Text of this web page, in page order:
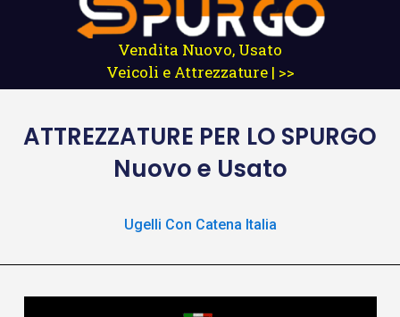
Vendita Nuovo, Usato
Veicoli e Attrezzature | >>
ATTREZZATURE PER LO SPURGO
Nuovo e Usato
Ugelli Con Catena Italia